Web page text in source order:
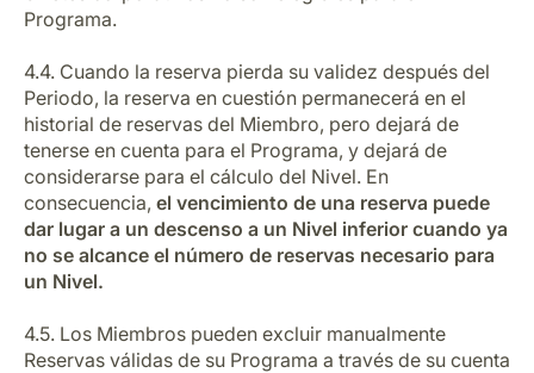
Programa.
4.4. Cuando la reserva pierda su validez después del
Periodo, la reserva en cuestión permanecerá en el
historial de reservas del Miembro, pero dejará de
tenerse en cuenta para el Programa, y dejará de
considerarse para el cálculo del Nivel. En
consecuencia, el vencimiento de una reserva puede
dar lugar a un descenso a un Nivel inferior cuando ya
no se alcance el número de reservas necesario para
un Nivel.
4.5. Los Miembros pueden excluir manualmente
Reservas válidas de su Programa a través de su cuenta